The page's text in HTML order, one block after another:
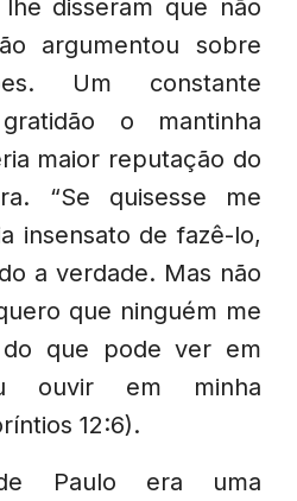
disseram que não
argumentou sobre
Um constante
o mantinha
maior reputação do
“Se quisesse me
insensato de fazê-lo,
a verdade. Mas não
que ninguém me
que pode ver em
ouvir em minha
12:6).
Paulo era uma